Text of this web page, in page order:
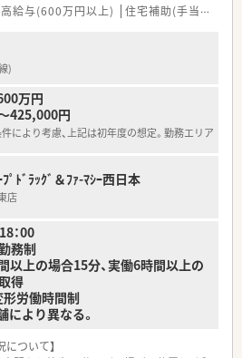
高給与(600万円以上) 住宅補助(手当)あり
)
万円
425,000円
により考慮、上記は初年度の想定。勤務エリア
ﾟﾄﾞﾗｯｸﾞ＆ﾌｧ-ﾏｼｰ西日本
店
：00
務制
以上の場合15分、実働6時間以上の
得
労働時間制
より異なる。
について】